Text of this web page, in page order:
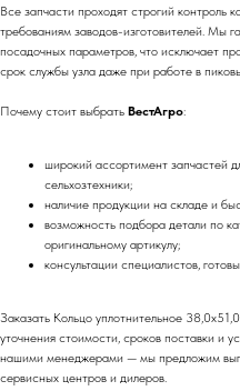
Все запчасти проходят строгий контроль
требованиям заводов-изготовителей. Мы
посадочных параметров, что исключает
срок службы узла даже при работе в
Почему стоит выбрать ВестАгро:
широкий ассортимент запчастей
сельхозтехники;
наличие продукции на складе и
возможность подбора детали по
оригинальному артикулу;
консультации специалистов,
Заказать Кольцо уплотнительное
уточнения стоимости, сроков поставки и
нашими менеджерами — мы предложим
сервисных центров и дилеров.